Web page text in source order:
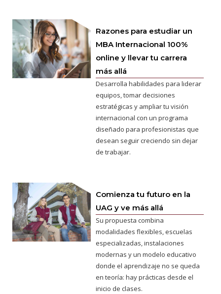
Razones para estudiar un
MBA Internacional 100%
online y llevar tu carrera
más allá
Desarrolla habilidades para liderar
equipos, tomar decisiones
estratégicas y ampliar tu visión
internacional con un programa
diseñado para profesionistas que
desean seguir creciendo sin dejar
de trabajar.
Comienza tu futuro en la
UAG y ve más allá
Su propuesta combina
modalidades flexibles, escuelas
especializadas, instalaciones
modernas y un modelo educativo
donde el aprendizaje no se queda
en teoría: hay prácticas desde el
inicio de clases.